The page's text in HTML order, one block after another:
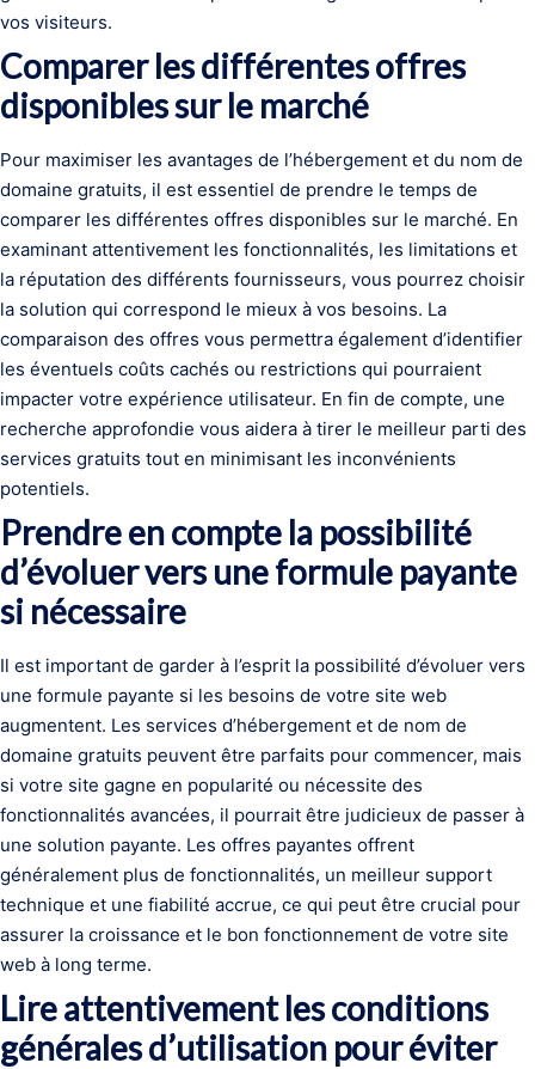
vos visiteurs.
Comparer les différentes offres
disponibles sur le marché
Pour maximiser les avantages de l’hébergement et du nom de
domaine gratuits, il est essentiel de prendre le temps de
comparer les différentes offres disponibles sur le marché. En
examinant attentivement les fonctionnalités, les limitations et
la réputation des différents fournisseurs, vous pourrez choisir
la solution qui correspond le mieux à vos besoins. La
comparaison des offres vous permettra également d’identifier
les éventuels coûts cachés ou restrictions qui pourraient
impacter votre expérience utilisateur. En fin de compte, une
recherche approfondie vous aidera à tirer le meilleur parti des
services gratuits tout en minimisant les inconvénients
potentiels.
Prendre en compte la possibilité
d’évoluer vers une formule payante
si nécessaire
Il est important de garder à l’esprit la possibilité d’évoluer vers
une formule payante si les besoins de votre site web
augmentent. Les services d’hébergement et de nom de
domaine gratuits peuvent être parfaits pour commencer, mais
si votre site gagne en popularité ou nécessite des
fonctionnalités avancées, il pourrait être judicieux de passer à
une solution payante. Les offres payantes offrent
généralement plus de fonctionnalités, un meilleur support
technique et une fiabilité accrue, ce qui peut être crucial pour
assurer la croissance et le bon fonctionnement de votre site
web à long terme.
Lire attentivement les conditions
générales d’utilisation pour éviter